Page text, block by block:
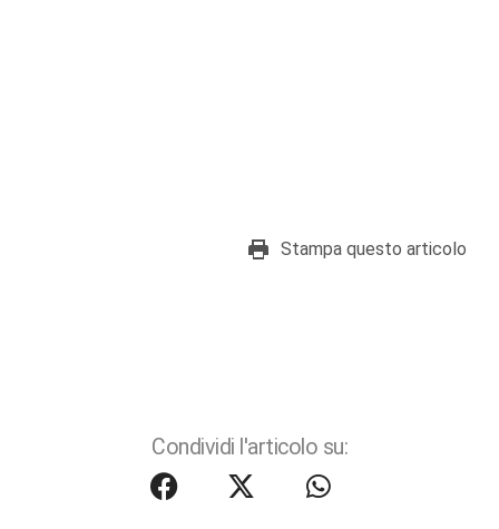
Stampa questo articolo
Condividi l'articolo su: